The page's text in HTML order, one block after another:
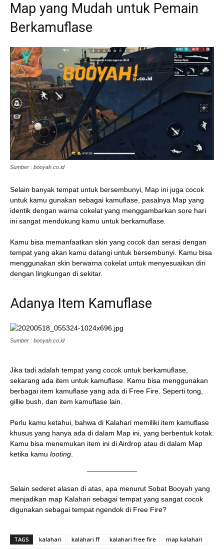
Map yang Mudah untuk Pemain
Berkamuflase
Sumber : booyah.co.id
Selain banyak tempat untuk bersembunyi, Map ini juga cocok
untuk kamu gunakan sebagai kamuflase, pasalnya Map yang
identik dengan warna cokelat yang menggambarkan sore hari
ini sangat mendukung kamu untuk berkamuflase.
Kamu bisa memanfaatkan skin yang cocok dan serasi dengan
tempat yang akan kamu datangi untuk bersembunyi. Kamu bisa
menggunakan skin berwarna cokelat untuk menyesuaikan diri
dengan lingkungan di sekitar.
Adanya Item Kamuflase
Sumber : booyah.co.id
Jika tadi adalah tempat yang cocok untuk berkamuflase,
sekarang ada item untuk kamuflase. Kamu bisa menggunakan
berbagai item kamuflase yang ada di Free Fire. Seperti tong,
gillie bush, dan item kamuflase lain.
Perlu kamu ketahui, bahwa di Kalahari memiliki item kamuflase
khusus yang hanya ada di dalam Map ini, yang berbentuk kotak.
Kamu bisa menemukan item ini di Airdrop atau di dalam Map
ketika kamu looting.
Selain sederet alasan di atas, apa menurut Sobat Booyah yang
menjadikan map Kalahari sebagai tempat yang sangat cocok
digunakan sebagai tempat ngendok di Free Fire?
TAGS kalahari kalahari ff kalahari free fire map kalahari